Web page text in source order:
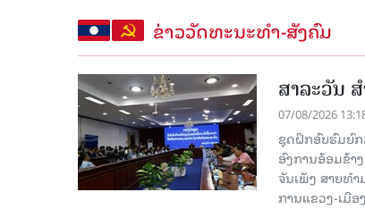
ຂ່າວວັດທະນະທຳ-ສັງຄົມ
ສາລະວັນ
07/08/2026
ຊຸດຝຶກອົບຮົມຍົກ
ອົງການອ້ອມຂ້າ
ຈັນເພັງ ສາຍທ
ການແຂວງ-ເມື